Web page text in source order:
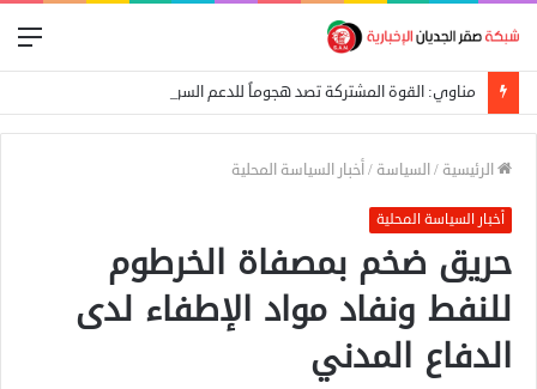
الرئيسية /السياسة /أخبار السياسة المحلية
أخبار السياسة المحلية
حريق ضخم بمصفاة الخرطوم
للنفط ونفاد مواد الإطفاء لدى
الدفاع المدني